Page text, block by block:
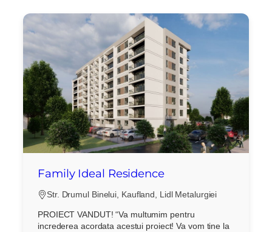
Family Ideal Residence
Str. Drumul Binelui, Kaufland, Lidl Metalurgiei
PROIECT VANDUT! “Va multumim pentru
increderea acordata acestui proiect! Va vom tine la